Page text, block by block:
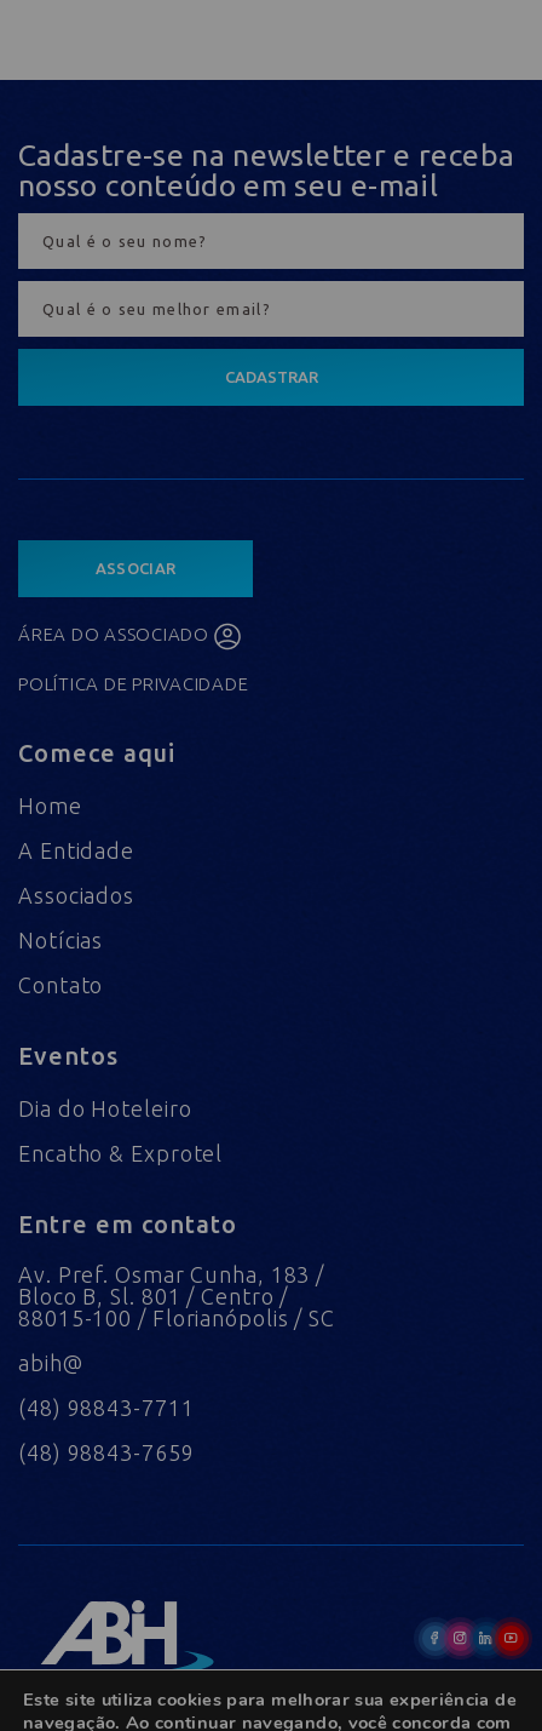
Cadastre-se na newsletter e receba
nosso conteúdo em seu e-mail
CADASTRAR
ASSOCIAR
ÁREA DO ASSOCIADO
POLÍTICA DE PRIVACIDADE
Comece aqui
Home
A Entidade
Associados
Notícias
Contato
Eventos
Dia do Hoteleiro
Encatho & Exprotel
Entre em contato
Av. Pref. Osmar Cunha, 183 /
Bloco B, Sl. 801 / Centro /
88015-100 / Florianópolis / SC
abih@
(48) 98843-7711
(48) 98843-7659
Este site utiliza cookies para melhorar sua experiência de
navegação. Ao continuar navegando, você concorda com